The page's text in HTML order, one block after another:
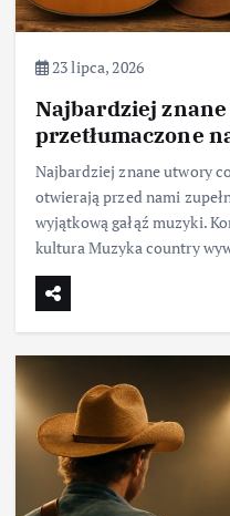
23 lipca, 2026
Najbardziej
przetłumaczone
Najbardziej znane utwory
otwierają przed nami
wyjątkową gałąź muzyki.
kultura Muzyka country